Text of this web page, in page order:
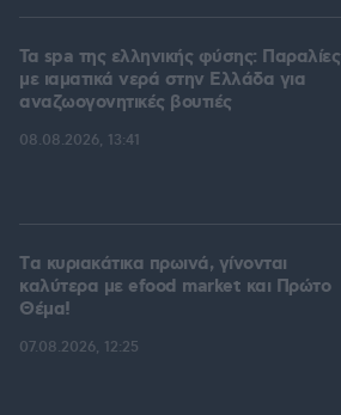
Τα spa της ελληνικής φύσης: Παραλίες
με ιαματικά νερά στην Ελλάδα για
αναζωογονητικές βουτιές
08.08.2026, 13:41
Tα κυριακάτικα πρωινά, γίνονται
καλύτερα με efood market και Πρώτο
Θέμα!
07.08.2026, 12:25